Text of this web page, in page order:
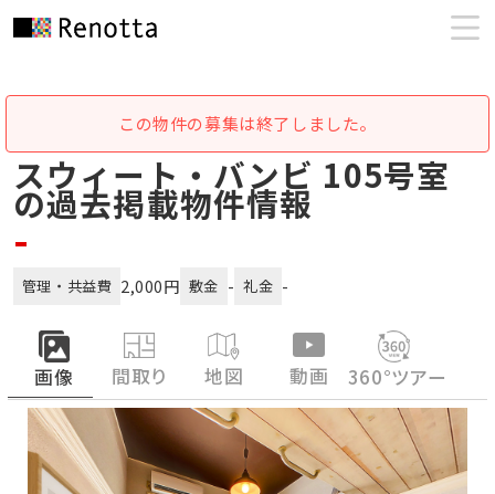
この物件の募集は終了しました。
スウィート・バンビ 105号室
の過去掲載物件情報
-
管理・共益費 2,000円 敷金 - 礼金 -
画像 間取り 地図 動画 360°ツアー